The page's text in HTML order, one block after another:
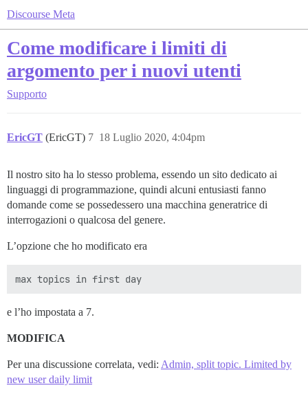
Discourse Meta
Come modificare i limiti di
argomento per i nuovi utenti
Supporto
EricGT (EricGT) 18 Luglio 2020, 4:04pm
7
Il nostro sito ha lo stesso problema, essendo un sito dedicato ai
linguaggi di programmazione, quindi alcuni entusiasti fanno
domande come se possedessero una macchina generatrice di
interrogazioni o qualcosa del genere.
L’opzione che ho modificato era
e l’ho impostata a 7.
MODIFICA
Per una discussione correlata, vedi: Admin, split topic. Limited by
new user daily limit